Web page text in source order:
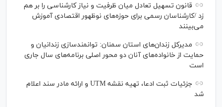
قانون تسهیل تعادل میان ظرفیت و نیاز کارشناسی را بر هم
زد /کارشناسان رسمی برای حوزه‌های نوظهور اقتصادی آموزش
می‌بینند
مدیرکل زندان‌های استان سمنان: توانمندسازی زندانیان و
حمایت از خانواده‌های آنان دو محور اصلی برنامه‌های سال جاری
است
جزئیات ثبت ادعا، تهیه نقشه UTM و ارائه مادر سند اعلام
شد